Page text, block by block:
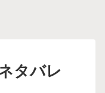
タバレ